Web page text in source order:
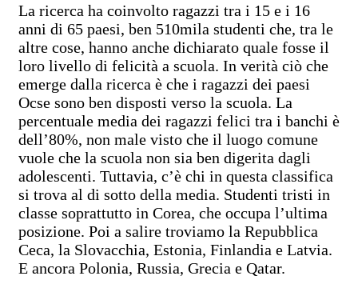
La ricerca ha coinvolto ragazzi tra i 15 e i 16
anni di 65 paesi, ben 510mila studenti che, tra le
altre cose, hanno anche dichiarato quale fosse il
loro livello di felicità a scuola. In verità ciò che
emerge dalla ricerca è che i ragazzi dei paesi
Ocse sono ben disposti verso la scuola. La
percentuale media dei ragazzi felici tra i banchi è
dell’80%, non male visto che il luogo comune
vuole che la scuola non sia ben digerita dagli
adolescenti. Tuttavia, c’è chi in questa classifica
si trova al di sotto della media. Studenti tristi in
classe soprattutto in Corea, che occupa l’ultima
posizione. Poi a salire troviamo la Repubblica
Ceca, la Slovacchia, Estonia, Finlandia e Latvia.
E ancora Polonia, Russia, Grecia e Qatar.